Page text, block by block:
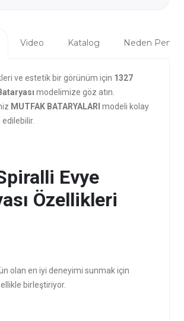
Video Katalog Neden Penta?
ve estetik bir görünüm için 1327
modelimize göz atın.
MUTFAK BATARYALARI modeli kolay
Evye
Özellikleri
olan en iyi deneyimi sunmak için
birleştiriyor.